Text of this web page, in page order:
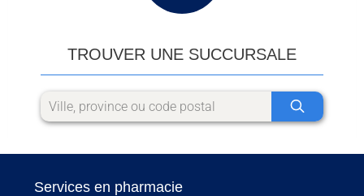
TROUVER UNE SUCCURSALE
Services en pharmacie